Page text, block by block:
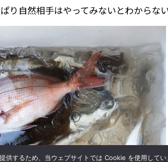
り自然相手はやってみないとわからな
供するため、当ウェブサイトでは Cookie を使用してい